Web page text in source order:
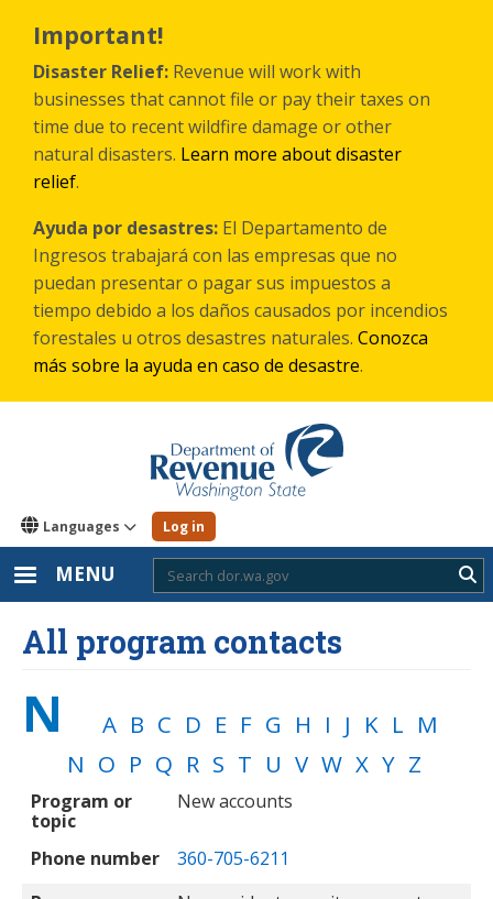
main
content
Important!
Disaster Relief: Revenue will work with
businesses that cannot file or pay their taxes on
time due to recent wildfire damage or other
natural disasters. Learn more about disaster
relief.
Ayuda por desastres: El Departamento de
Ingresos trabajará con las empresas que no
puedan presentar o pagar sus impuestos a
tiempo debido a los daños causados por incendios
forestales u otros desastres naturales. Conozca
más sobre la ayuda en caso de desastre.
Languages Log in
MENU
All program contacts
N A B C D E F G H I J K L M
N O P Q R S T U V W X Y Z
Program or topic
Phone number
Program or
topic
New accounts
Phone number
360-705-6211